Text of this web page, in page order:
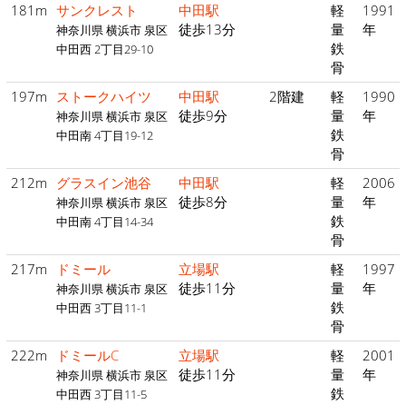
181m サンクレスト
神奈川県 横浜市 泉区
中田西 2丁目29-10
中田駅
徒歩13分
軽
量
鉄
骨
1991
年
197m ストークハイツ
神奈川県 横浜市 泉区
中田南 4丁目19-12
中田駅
徒歩9分
2階建
軽
量
鉄
骨
1990
年
212m グラスイン池谷
神奈川県 横浜市 泉区
中田南 4丁目14-34
中田駅
徒歩8分
軽
量
鉄
骨
2006
年
217m ドミール
神奈川県 横浜市 泉区
中田西 3丁目11-1
立場駅
徒歩11分
軽
量
鉄
骨
1997
年
222m ドミールC
神奈川県 横浜市 泉区
中田西 3丁目11-5
立場駅
徒歩11分
軽
量
鉄
2001
年